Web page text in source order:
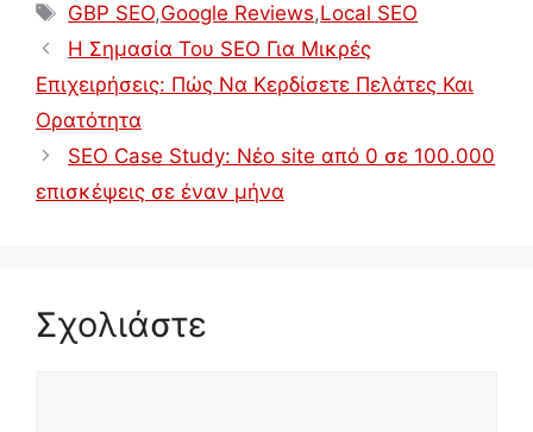
Ετικέτες
GBP SEO,Google Reviews,Local SEO
Η Σημασία Του SEO Για Μικρές
Επιχειρήσεις: Πώς Να Κερδίσετε Πελάτες Και
Ορατότητα
SEO Case Study: Νέο site από 0 σε 100.000
επισκέψεις σε έναν μήνα
Σχολιάστε